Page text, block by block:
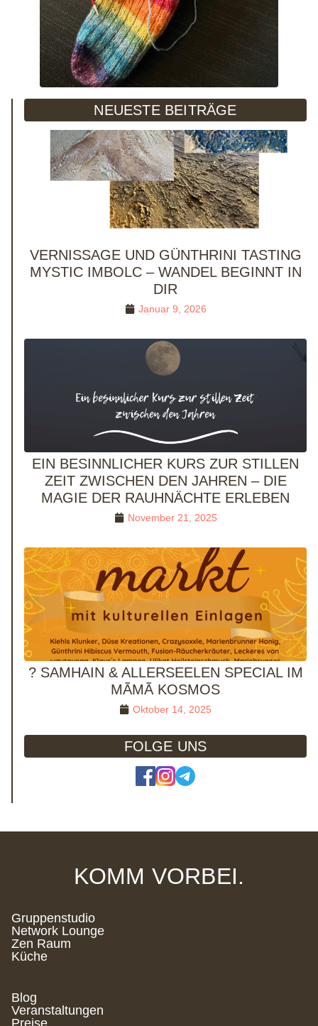
NEUESTE BEITRÄGE
VERNISSAGE UND GÜNTHRINI TASTING
MYSTIC IMBOLC – WANDEL BEGINNT IN
DIR
Januar 9, 2026
EIN BESINNLICHER KURS ZUR STILLEN
ZEIT ZWISCHEN DEN JAHREN – DIE
MAGIE DER RAUHNÄCHTE ERLEBEN
November 21, 2025
? SAMHAIN & ALLERSEELEN SPECIAL IM
MÃMÃ KOSMOS
Oktober 14, 2025
FOLGE UNS
KOMM VORBEI.
Gruppenstudio
Network Lounge
Zen Raum
Küche
Blog
Veranstaltungen